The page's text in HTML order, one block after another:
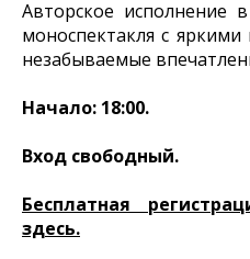
Авторское исполнение
моноспектакля с
незабываемые
Начало: 18:00.
Вход свободный.
Бесплатная
здесь.